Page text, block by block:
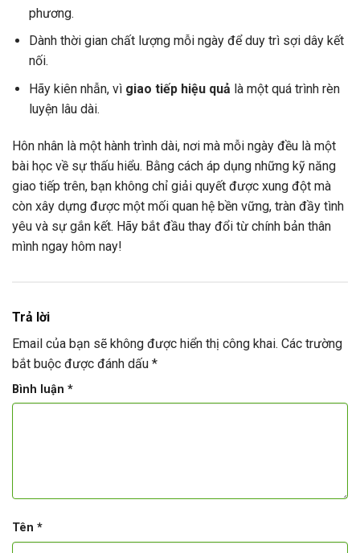
phương.
Dành thời gian chất lượng mỗi ngày để duy trì sợi dây kết
nối.
Hãy kiên nhẫn, vì giao tiếp hiệu quả là một quá trình rèn
luyện lâu dài.
Hôn nhân là một hành trình dài, nơi mà mỗi ngày đều là một
bài học về sự thấu hiểu. Bằng cách áp dụng những kỹ năng
giao tiếp trên, bạn không chỉ giải quyết được xung đột mà
còn xây dựng được một mối quan hệ bền vững, tràn đầy tình
yêu và sự gắn kết. Hãy bắt đầu thay đổi từ chính bản thân
mình ngay hôm nay!
Trả lời
Email của bạn sẽ không được hiển thị công khai. Các trường
bắt buộc được đánh dấu *
Bình luận *
Tên *